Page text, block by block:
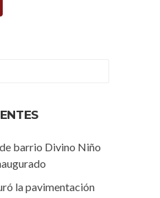
barrio Divino Niño
la pavimentación